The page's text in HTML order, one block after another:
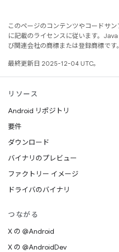
このページのコンテンツやコードサン
に記載のライセンスに従います。
び関連会社の商標または登録商標です。
最終更新日 2025-12-04 UTC。
リソース
Android リポジトリ
要件
ダウンロード
バイナリのプレビュー
ファクトリー イメージ
ドライバのバイナリ
つながる
X の @Android
X の @AndroidDev